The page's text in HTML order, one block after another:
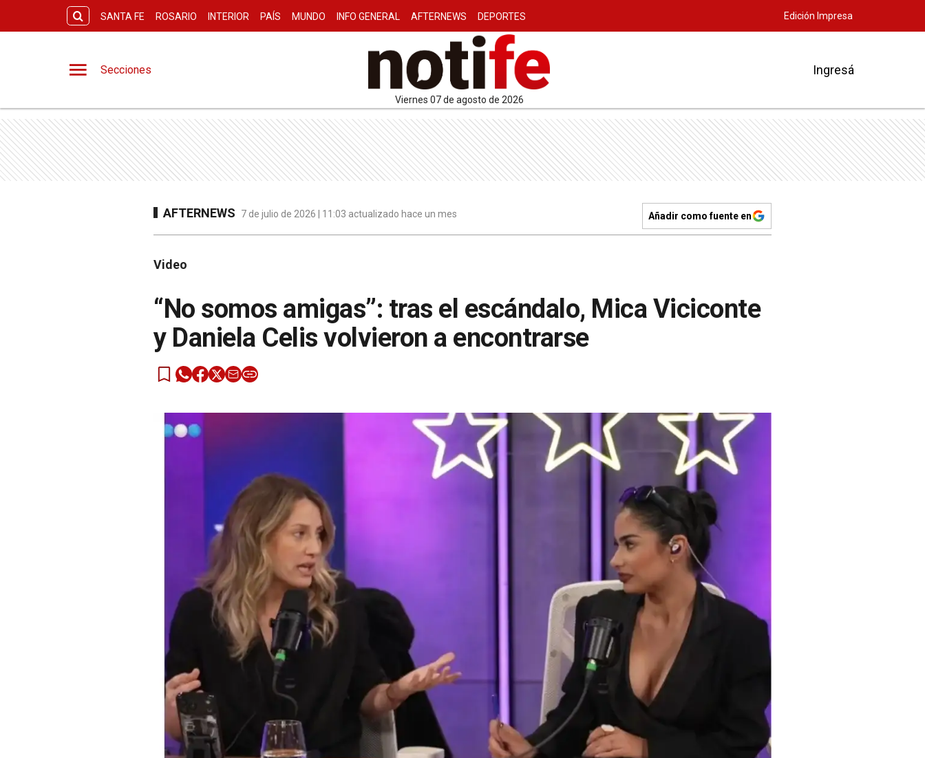
SANTA FE ROSARIO INTERIOR PAÍS MUNDO INFO GENERAL AFTERNEWS DEPORTES Edición Impresa
Secciones
viernes 07 de agosto de 2026
Ingresá
AFTERNEWS 7 de julio de 2026 | 11:03 actualizado hace un mes Añadir como fuente en
Video
“No somos amigas”: tras el escándalo, Mica Viciconte
y Daniela Celis volvieron a encontrarse